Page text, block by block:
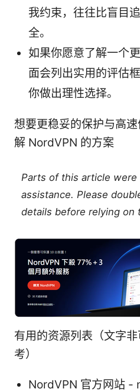
我约束，往往比盲目
全。
如果你愿意了解一个
面会列出实用的评估
你做出理性选择。
想要更稳妥的保护与高
解 NordVPN 的方案
Parts of this article
assistance. Please
details before relying on
有用的资源列表（文字
考）
NordVPN 官方网站 -